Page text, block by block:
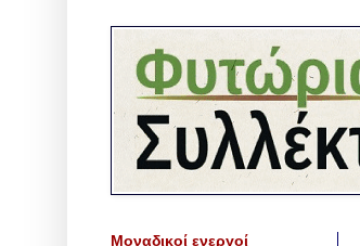
Μοναδικοί ενεργοί